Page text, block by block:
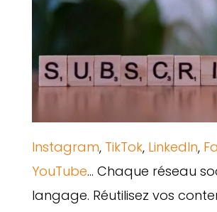
Instagram, TikTok, LinkedIn,
YouTube… Chaque réseau
langage. Réutilisez vos